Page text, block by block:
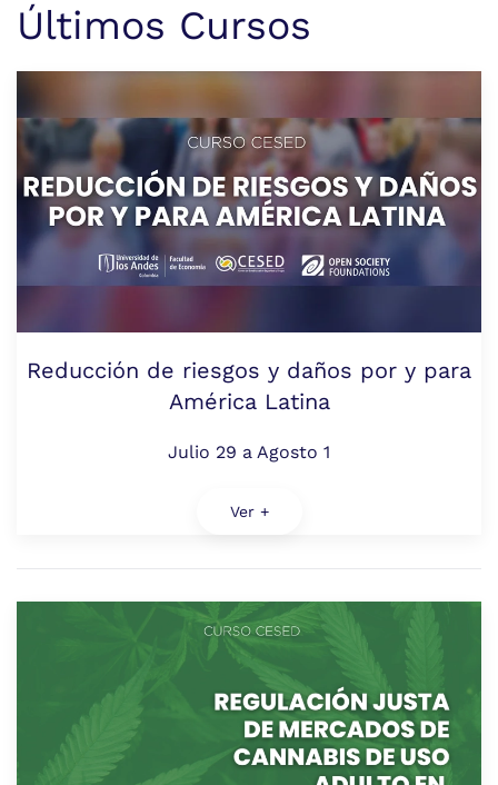
Últimos Cursos
Reducción de riesgos y daños por y para
América Latina
Julio 29 a Agosto 1
Ver +